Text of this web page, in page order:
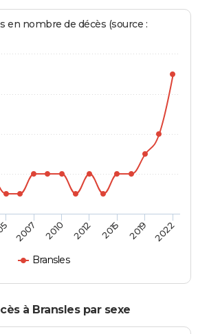
en nombre de décès (source :
Bransles
2007 2010 2012 2015 2019 2022
à Bransles par sexe